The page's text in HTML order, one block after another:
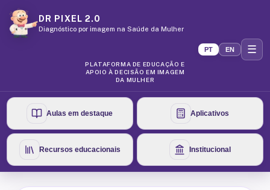
DR PIXEL 2.0
Diagnóstico por imagem na Saúde da Mulher
PLATAFORMA DE EDUCAÇÃO E
APOIO À DECISÃO EM IMAGEM
DA MULHER
PT EN ☰
Aulas em destaque Aplicativos
Recursos educacionais Institucional